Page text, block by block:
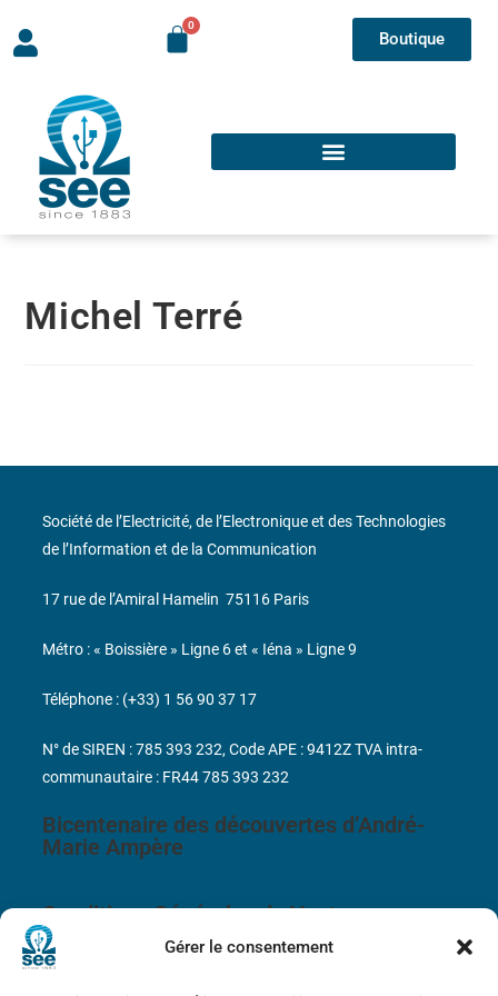
Gérer le consentement
Boutique
Michel Terré
Bicentenaire des découvertes d’André-
Marie Ampère
Conditions Générales de Vente
Société de l’Electricité, de l’Electronique et des Technologies
de l’Information et de la Communication
17 rue de l’Amiral Hamelin 75116 Paris
Métro : « Boissière » Ligne 6 et « Iéna » Ligne 9
Téléphone : (+33) 1 56 90 37 17
N° de SIREN : 785 393 232, Code APE : 9412Z TVA intra-
communautaire : FR44 785 393 232